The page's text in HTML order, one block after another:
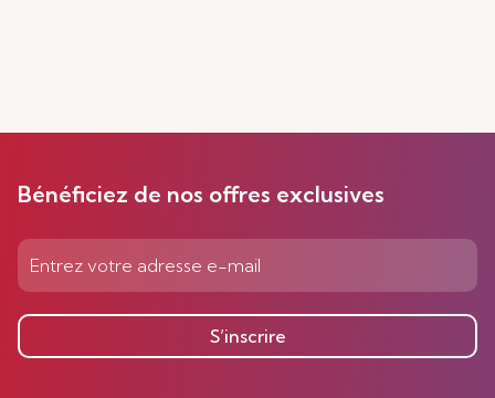
Bénéficiez de nos offres exclusives
S’inscrire